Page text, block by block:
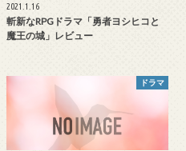
2021.1.16
斬新なRPGドラマ「勇者ヨシヒコと
魔王の城」レビュー
ドラマ